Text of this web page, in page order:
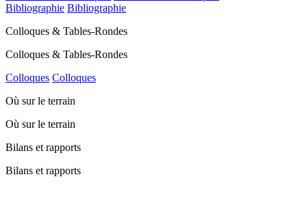
Bibliographie Bibliographie
Colloques & Tables-Rondes
Colloques & Tables-Rondes
Colloques Colloques
Où sur le terrain
Où sur le terrain
Bilans et rapports
Bilans et rapports